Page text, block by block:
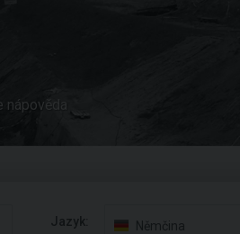
nápověda
Jazyk: Němčina